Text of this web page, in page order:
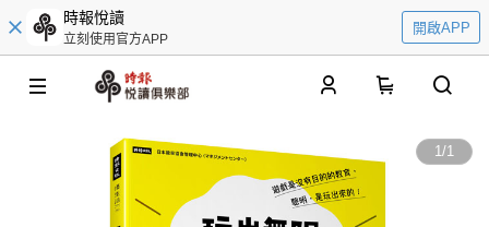
時報悅讀
立刻使用官方APP
開啟APP
1/1